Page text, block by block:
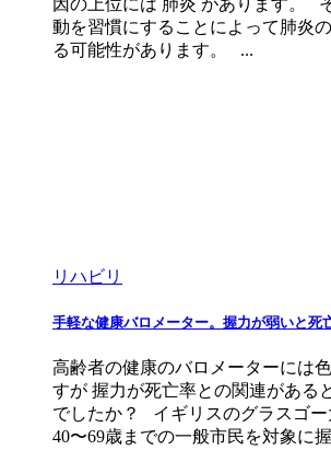
動を習慣にすることによって肺炎
る可能性があります。 ...
リハビリ
手軽な健康バロメーター。握力が弱いと死
高齢者の健康のバロメーターには
すが 握力が死亡率との関連がある
でしたか？ イギリスのグラスゴー
40〜69歳までの一般市民を対象に